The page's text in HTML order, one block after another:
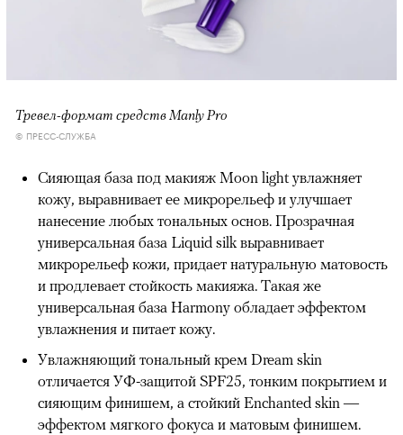
Тревел-формат средств Manly Pro
© ПРЕСС-СЛУЖБА
Сияющая база под макияж Moon light увлажняет
кожу, выравнивает ее микрорельеф и улучшает
нанесение любых тональных основ. Прозрачная
универсальная база Liquid silk выравнивает
микрорельеф кожи, придает натуральную матовость
и продлевает стойкость макияжа. Такая же
универсальная база Harmony обладает эффектом
увлажнения и питает кожу.
Увлажняющий тональный крем Dream skin
отличается УФ-защитой SPF25, тонким покрытием и
сияющим финишем, а стойкий Enchanted skin —
эффектом мягкого фокуса и матовым финишем.